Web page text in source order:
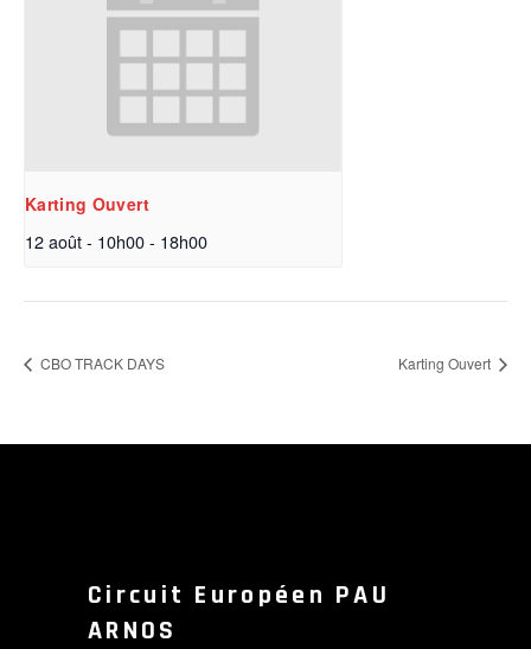
Karting Ouvert
12 août - 10h00- 18h00
CBO TRACK DAYS Karting Ouvert
Circuit Européen PAU
ARNOS